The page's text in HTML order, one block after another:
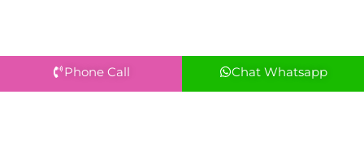
Phone Call Chat Whatsapp